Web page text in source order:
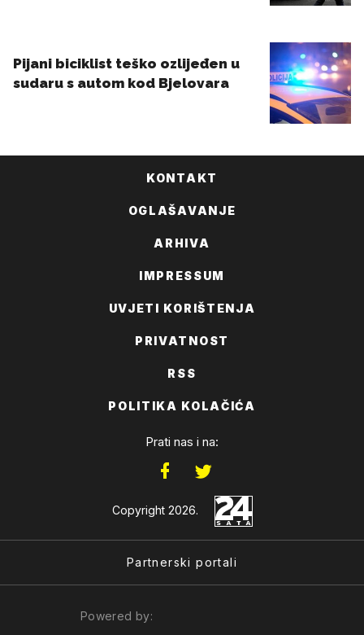
KONTAKT
OGLAŠAVANJE
ARHIVA
IMPRESSUM
UVJETI KORIŠTENJA
PRIVATNOST
RSS
POLITIKA KOLAČIĆA
Prati nas i na:
Copyright 2026.
Partnerski portali
Powered by: